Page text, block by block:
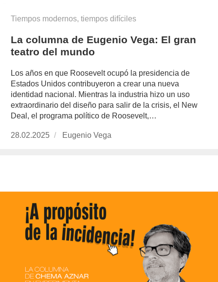
Tiempos modernos, tiempos difíciles
La columna de Eugenio Vega: El gran
teatro del mundo
Los años en que Roosevelt ocupó la presidencia de
Estados Unidos contribuyeron a crear una nueva
identidad nacional. Mientras la industria hizo un uso
extraordinario del diseño para salir de la crisis, el New
Deal, el programa político de Roosevelt,…
Publicado
28.02.2025 https://www.experimenta.es/author/info1/
Eugenio Vega